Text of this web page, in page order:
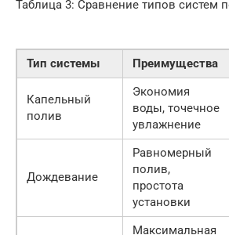
Таблица 3: Сравнение типов систем
Тип системы Преимущества
Капельный
полив
Экономия
воды, точечное
увлажнение
Дождевание
Равномерный
полив,
простота
установки
Максимальная